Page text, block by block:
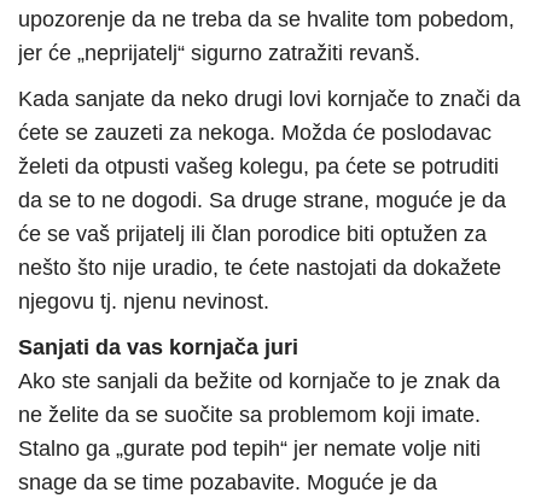
upozorenje da ne treba da se hvalite tom pobedom,
jer će „neprijatelj“ sigurno zatražiti revanš.
Kada sanjate da neko drugi lovi kornjače to znači da
ćete se zauzeti za nekoga. Možda će poslodavac
želeti da otpusti vašeg kolegu, pa ćete se potruditi
da se to ne dogodi. Sa druge strane, moguće je da
će se vaš prijatelj ili član porodice biti optužen za
nešto što nije uradio, te ćete nastojati da dokažete
njegovu tj. njenu nevinost.
Sanjati da vas kornjača juri
Ako ste sanjali da bežite od kornjače to je znak da
ne želite da se suočite sa problemom koji imate.
Stalno ga „gurate pod tepih“ jer nemate volje niti
snage da se time pozabavite. Moguće je da